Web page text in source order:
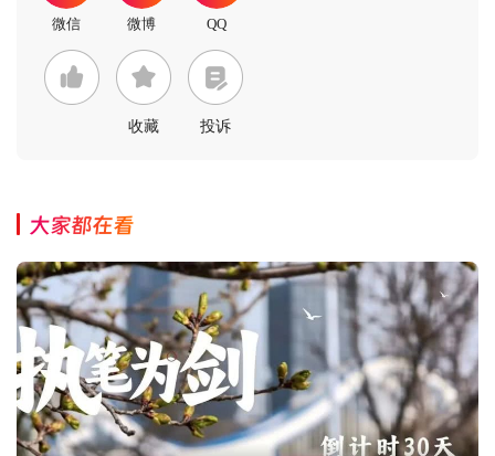
收藏 投诉
大家都在看